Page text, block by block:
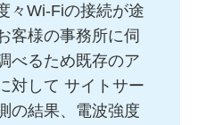
々Wi-Fiの接続が途
客様の事務所に伺
べるため既存のア
対して サイトサー
の結果、電波強度